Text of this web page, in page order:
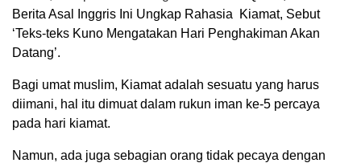
Berita Asal Inggris Ini Ungkap Rahasia Kiamat, Sebut
‘Teks-teks Kuno Mengatakan Hari Penghakiman Akan
Datang’.
Bagi umat muslim, Kiamat adalah sesuatu yang harus
diimani, hal itu dimuat dalam rukun iman ke-5 percaya
pada hari kiamat.
Namun, ada juga sebagian orang tidak pecaya dengan